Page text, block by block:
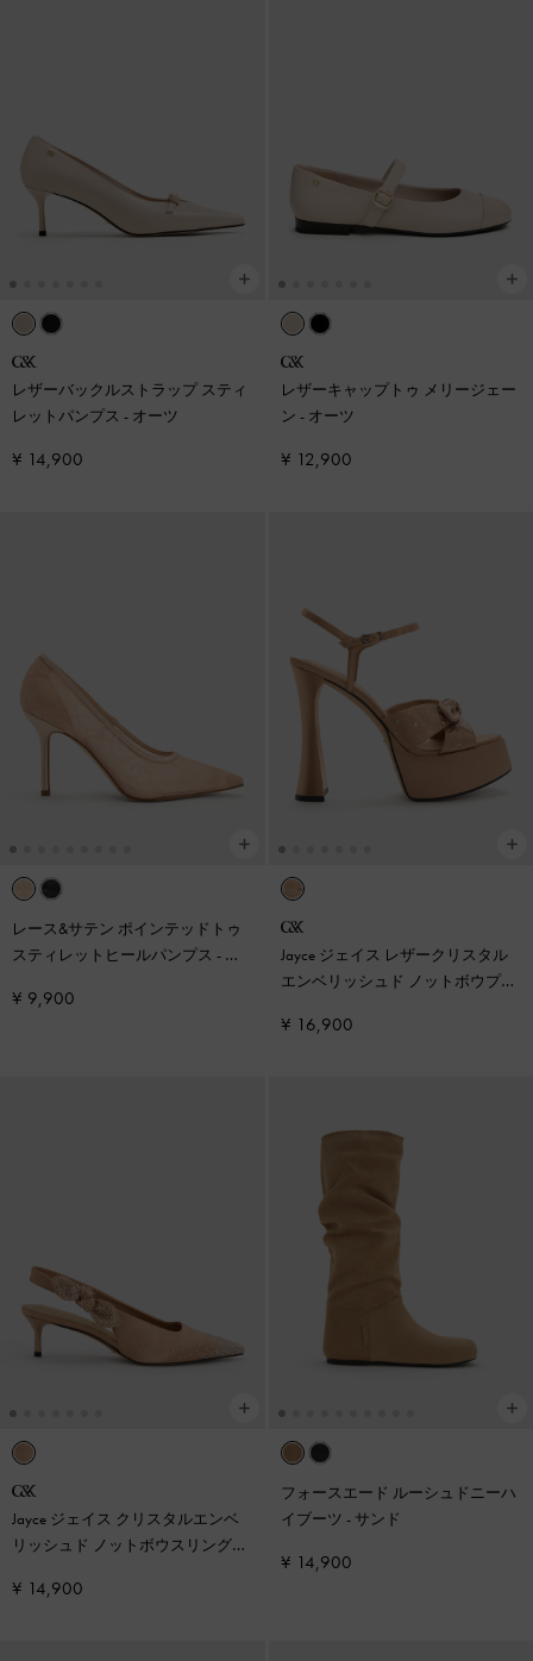
レザーバックルストラップ スティ
レットパンプス - オーツ
¥ 14,900
レザーキャップトゥ メリージェー
ン - オーツ
¥ 12,900
レース&サテン ポインテッドトゥ
スティレットヒールパンプス - ヌ
¥ 9,900
Jayce ジェイス レザークリスタル
エンベリッシュド ノットボウプラ
¥ 16,900
Jayce ジェイス クリスタルエンベ
リッシュド ノットボウスリングバ
¥ 14,900
フォースエード ルーシュドニーハ
イブーツ - サンド
¥ 14,900